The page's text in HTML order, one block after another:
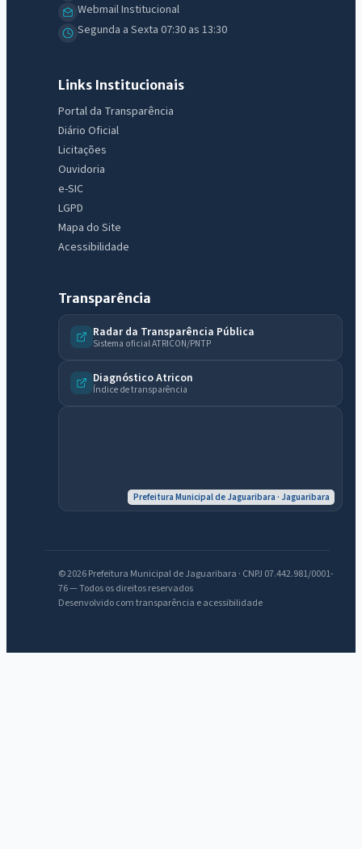
Webmail Institucional
Segunda a Sexta 07:30 as 13:30
Links Institucionais
Portal da Transparência
Diário Oficial
Licitações
Ouvidoria
e-SIC
LGPD
Mapa do Site
Acessibilidade
Transparência
Radar da Transparência Pública
Sistema oficial ATRICON/PNTP
Diagnóstico Atricon
Índice de transparência
Prefeitura Municipal de Jaguaribara · Jaguaribara
© 2026 Prefeitura Municipal de Jaguaribara · CNPJ 07.442.981/0001-
76 — Todos os direitos reservados
Desenvolvido com transparência e acessibilidade